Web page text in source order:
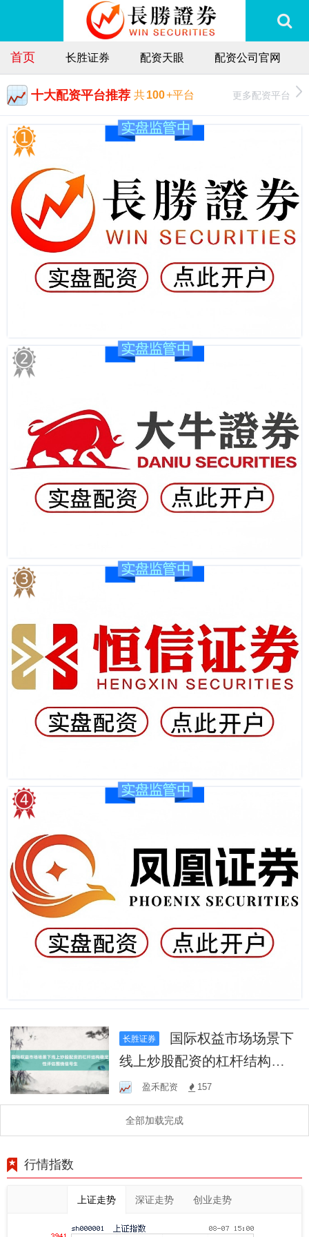
首页 长胜证券 配资天眼 配资公司官网
十大配资平台推荐 共100+平台 更多配资平台
长胜证券
线上炒股配资的杠杆结构稳
定性评估围绕信号生
盈禾配资 157
全部加载完成
行情指数
上证走势 深证走势 创业走势